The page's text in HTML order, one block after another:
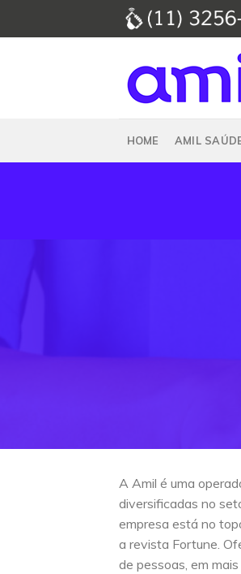
HOME AMIL
A Amil é uma
diversificadas no
empresa está no
a revista Fortune.
de pessoas, em